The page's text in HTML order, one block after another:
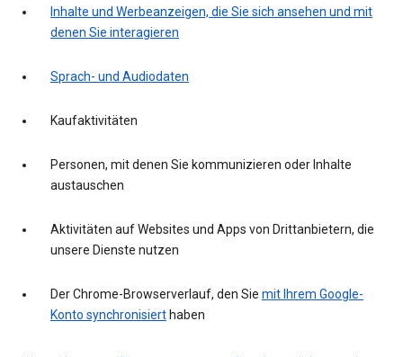
Inhalte und Werbeanzeigen, die Sie sich ansehen und mit
denen Sie interagieren
Sprach- und Audiodaten
Kaufaktivitäten
Personen, mit denen Sie kommunizieren oder Inhalte
austauschen
Aktivitäten auf Websites und Apps von Drittanbietern, die
unsere Dienste nutzen
Der Chrome-Browserverlauf, den Sie mit Ihrem Google-
Konto synchronisiert haben